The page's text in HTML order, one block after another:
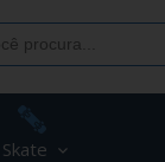
Skate